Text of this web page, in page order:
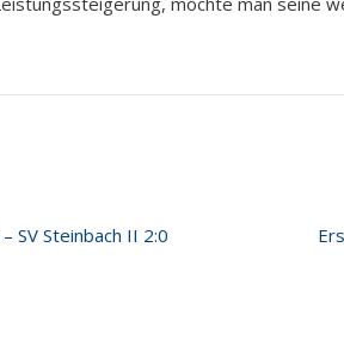
SV Steinbach II 2:0